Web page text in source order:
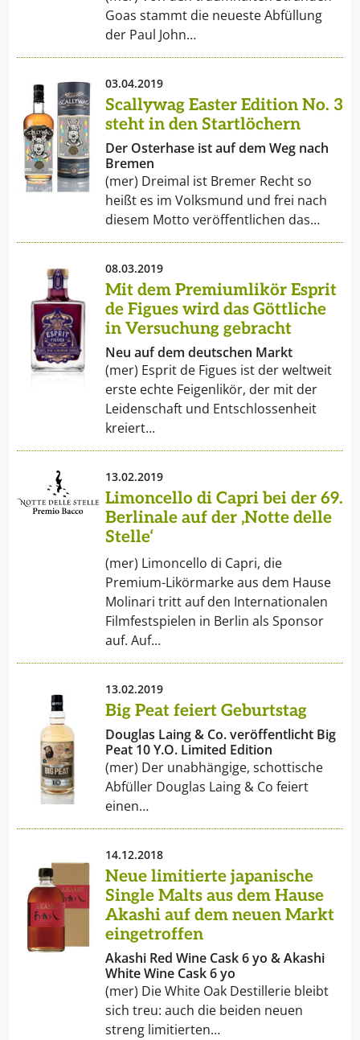
Goas stammt die neueste Abfüllung
der Paul John…
03.04.2019
Scallywag Easter Edition No. 3
steht in den Startlöchern
Der Osterhase ist auf dem Weg nach
Bremen
(mer) Dreimal ist Bremer Recht so
heißt es im Volksmund und frei nach
diesem Motto veröffentlichen das…
08.03.2019
Mit dem Premiumlikör Esprit
de Figues wird das Göttliche
in Versuchung gebracht
Neu auf dem deutschen Markt
(mer) Esprit de Figues ist der weltweit
erste echte Feigenlikör, der mit der
Leidenschaft und Entschlossenheit
kreiert…
13.02.2019
Limoncello di Capri bei der 69.
Berlinale auf der ‚Notte delle
Stelle‘
(mer) Limoncello di Capri, die
Premium-Likörmarke aus dem Hause
Molinari tritt auf den Internationalen
Filmfestspielen in Berlin als Sponsor
auf. Auf…
13.02.2019
Big Peat feiert Geburtstag
Douglas Laing & Co. veröffentlicht Big
Peat 10 Y.O. Limited Edition
(mer) Der unabhängige, schottische
Abfüller Douglas Laing & Co feiert
einen…
14.12.2018
Neue limitierte japanische
Single Malts aus dem Hause
Akashi auf dem neuen Markt
eingetroffen
Akashi Red Wine Cask 6 yo & Akashi
White Wine Cask 6 yo
(mer) Die White Oak Destillerie bleibt
sich treu: auch die beiden neuen
streng limitierten…